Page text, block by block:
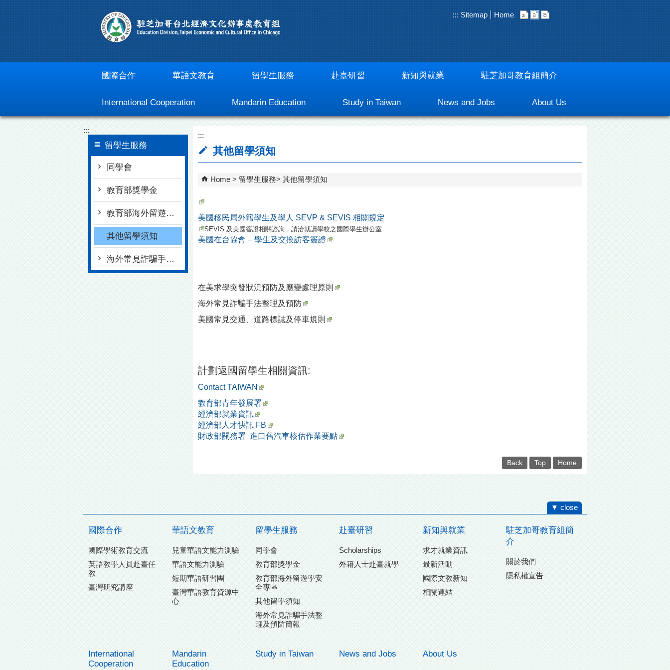
::: Sitemap Home
國際合作 華語文教育 留學生服務 赴臺研習 新知與就業 駐芝加哥教育組簡介
International Cooperation Mandarin Education Study in Taiwan News and Jobs About Us
:::
留學生服務
同學會
教育部獎學金
教育部海外留遊學安全專區
其他留學須知
海外常見詐騙手法整理及預防簡報
:::
其他留學須知
Home 留學生服務 其他留學須知
美國移民局外籍學生及學人 SEVP & SEVIS 相關規定
SEVIS 及美國簽證相關諮詢，請洽就讀學校之國際學生辦公室
美國在台協會 – 學生及交換訪客簽證
在美求學突發狀況預防及應變處理原則
海外常見詐騙手法整理及預防
美國常見交通、道路標誌及停車規則
計劃返國留學生相關資訊:
Contact TAIWAN
教育部青年發展署
經濟部就業資訊
經濟部人才快訊 FB
財政部關務署 進口舊汽車核估作業要點
Back Top Home
▼ close
國際合作
國際學術教育交流
英語教學人員赴臺任
教
臺灣研究講座
華語文教育
兒童華語文能力測驗
華語文能力測驗
短期華語研習團
臺灣華語教育資源中
心
留學生服務
同學會
教育部獎學金
教育部海外留遊學安
全專區
其他留學須知
海外常見詐騙手法整
理及預防簡報
赴臺研習
Scholarships
外籍人士赴臺就學
新知與就業
求才就業資訊
最新活動
國際文教新知
相關連結
駐芝加哥教育組簡
介
關於我們
隱私權宣告
International
Cooperation
Mandarin
Education
Study in Taiwan News and Jobs About Us